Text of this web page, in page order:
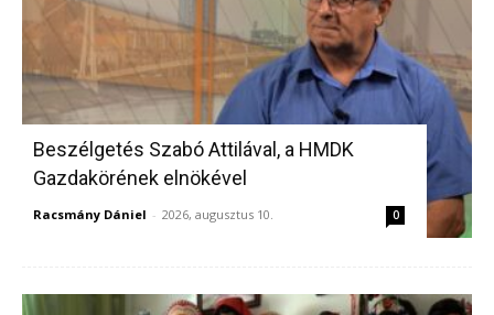
Beszélgetés Szabó Attilával, a HMDK
Gazdakörének elnökével
Racsmány Dániel - 2026, augusztus 10. 0